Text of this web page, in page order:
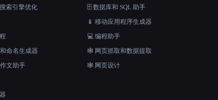
索引擎优化
命名生成器
文助手
🗄️ 数据库和 SQL 助手
📱 移动应用程序生成器
💻 编程助手
🕸️ 网页抓取和数据提取
🕸 网页设计